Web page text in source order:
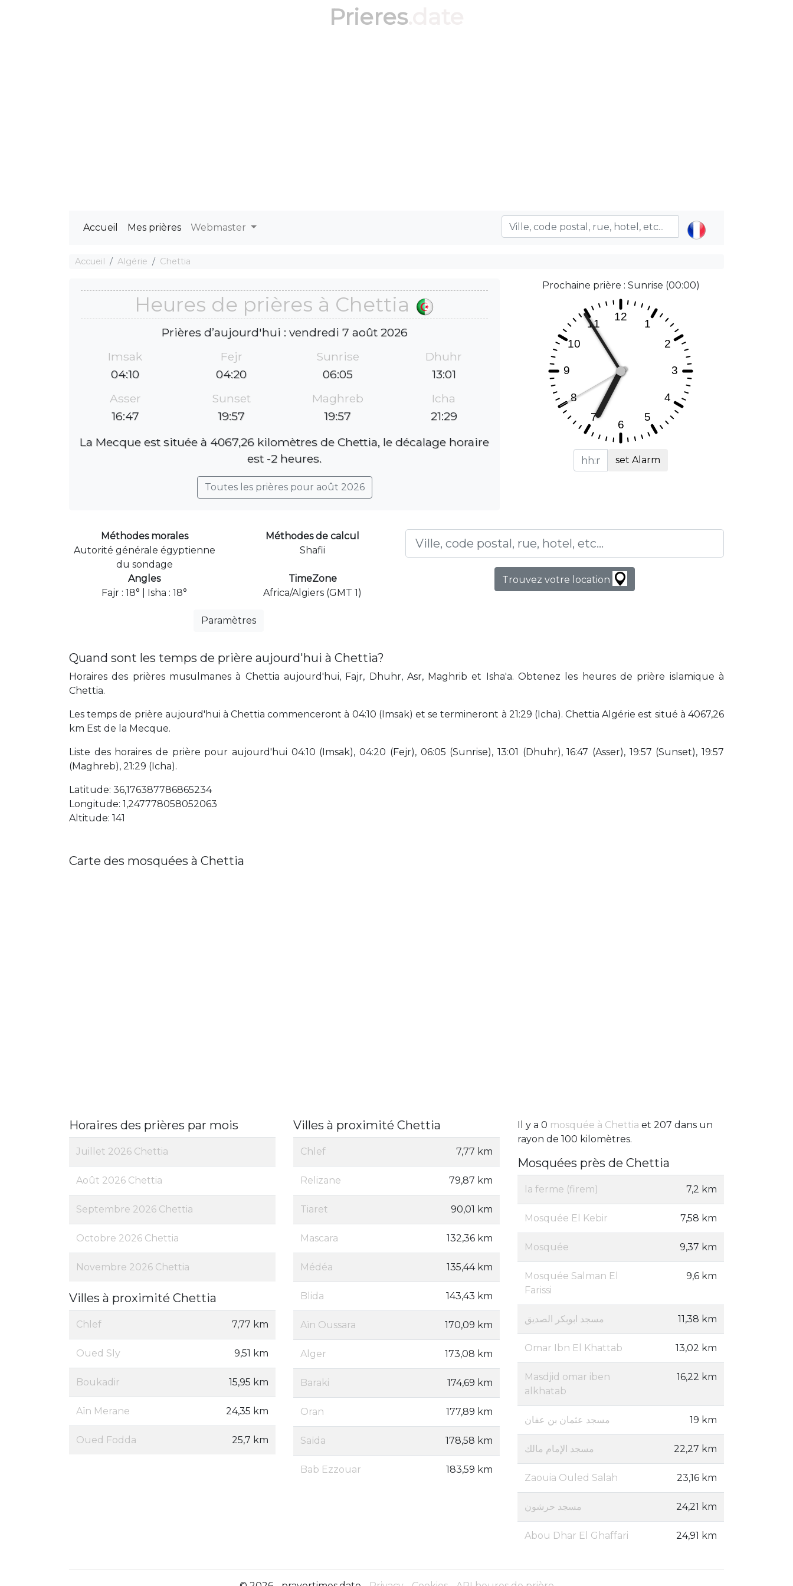
Prieres
Accueil Mes prières Webmaster
Accueil Algérie Chettia
Heures de prières à Chettia
Prières d’aujourd'hui : vendredi 7 août 2026
Imsak
04:10
Fejr
04:20
Sunrise
06:05
Dhuhr
13:01
Asser
16:47
Sunset
19:57
Maghreb
19:57
Icha
21:29
La Mecque est située à 4067,26 kilomètres de Chettia, le décalage horaire
est -2 heures.
Toutes les prières pour août 2026
Prochaine prière : Sunrise (00:00)
set Alarm
Méthodes morales
Autorité générale égyptienne
du sondage
Méthodes de calcul
Shafii
Angles
Fajr : 18° | Isha : 18°
TimeZone
Africa/Algiers (GMT 1)
Paramètres
Trouvez votre location
Quand sont les temps de prière aujourd'hui à Chettia?
Horaires des prières musulmanes à Chettia aujourd'hui, Fajr, Dhuhr, Asr, Maghrib et Isha'a. Obtenez les heures de prière islamique à
Chettia.
Les temps de prière aujourd'hui à Chettia commenceront à 04:10 (Imsak) et se termineront à 21:29 (Icha). Chettia Algérie est situé à 4067,26
km Est de la Mecque.
Liste des horaires de prière pour aujourd'hui 04:10 (Imsak), 04:20 (Fejr), 06:05 (Sunrise), 13:01 (Dhuhr), 16:47 (Asser), 19:57 (Sunset), 19:57
(Maghreb), 21:29 (Icha).
Latitude: 36,176387786865234
Longitude: 1,247778058052063
Altitude: 141
Carte des mosquées à Chettia
Horaires des prières par mois
Juillet 2026 Chettia
Août 2026 Chettia
Septembre 2026 Chettia
Octobre 2026 Chettia
Novembre 2026 Chettia
Villes à proximité Chettia
Chlef 7,77 km
Oued Sly 9,51 km
Boukadir 15,95 km
Aïn Merane 24,35 km
Oued Fodda 25,7 km
Villes à proximité Chettia
Chlef 7,77 km
Relizane 79,87 km
Tiaret 90,01 km
Mascara 132,36 km
Médéa 135,44 km
Blida 143,43 km
Aïn Oussara 170,09 km
Alger 173,08 km
Baraki 174,69 km
Oran 177,89 km
Saïda 178,58 km
Bab Ezzouar 183,59 km
Il y a 0 mosquée à Chettia et 207 dans un
rayon de 100 kilomètres.
Mosquées près de Chettia
la ferme (firem) 7,2 km
Mosquée El Kebir 7,58 km
Mosquée 9,37 km
Mosquée Salman El
Farissi
9,6 km
مسجد ابوبكر الصديق 11,38 km
Omar Ibn El Khattab 13,02 km
Masdjid omar iben
alkhatab
16,22 km
مسجد عثمان بن عفان 19 km
مسجد الإمام مالك 22,27 km
Zaouia Ouled Salah 23,16 km
مسجد حرشون 24,21 km
Abou Dhar El Ghaffari 24,91 km